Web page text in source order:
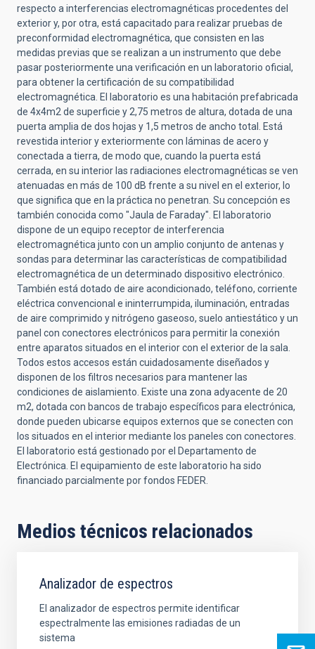
respecto a interferencias electromagnéticas procedentes del
exterior y, por otra, está capacitado para realizar pruebas de
preconformidad electromagnética, que consisten en las
medidas previas que se realizan a un instrumento que debe
pasar posteriormente una verificación en un laboratorio oficial,
para obtener la certificación de su compatibilidad
electromagnética. El laboratorio es una habitación prefabricada
de 4x4m2 de superficie y 2,75 metros de altura, dotada de una
puerta amplia de dos hojas y 1,5 metros de ancho total. Está
revestida interior y exteriormente con láminas de acero y
conectada a tierra, de modo que, cuando la puerta está
cerrada, en su interior las radiaciones electromagnéticas se ven
atenuadas en más de 100 dB frente a su nivel en el exterior, lo
que significa que en la práctica no penetran. Su concepción es
también conocida como "Jaula de Faraday". El laboratorio
dispone de un equipo receptor de interferencia
electromagnética junto con un amplio conjunto de antenas y
sondas para determinar las características de compatibilidad
electromagnética de un determinado dispositivo electrónico.
También está dotado de aire acondicionado, teléfono, corriente
eléctrica convencional e ininterrumpida, iluminación, entradas
de aire comprimido y nitrógeno gaseoso, suelo antiestático y un
panel con conectores electrónicos para permitir la conexión
entre aparatos situados en el interior con el exterior de la sala.
Todos estos accesos están cuidadosamente diseñados y
disponen de los filtros necesarios para mantener las
condiciones de aislamiento. Existe una zona adyacente de 20
m2, dotada con bancos de trabajo específicos para electrónica,
donde pueden ubicarse equipos externos que se conecten con
los situados en el interior mediante los paneles con conectores.
El laboratorio está gestionado por el Departamento de
Electrónica. El equipamiento de este laboratorio ha sido
financiado parcialmente por fondos FEDER.
Medios técnicos relacionados
Analizador de espectros
El analizador de espectros permite identificar
espectralmente las emisiones radiadas de un
sistema